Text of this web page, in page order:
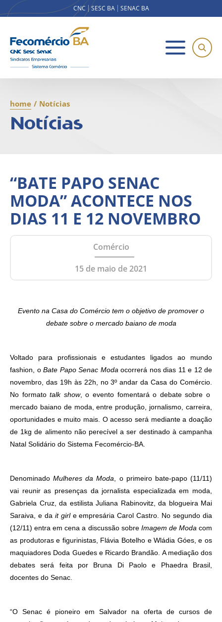
CNC SESC BA SENAC BA
home / Notícias
Notícias
“BATE PAPO SENAC
MODA” ACONTECE NOS
DIAS 11 E 12 NOVEMBRO
Comércio
15 de maio de 2021
Evento na Casa do Comércio tem o objetivo de promover o
debate sobre o mercado baiano de moda
Voltado para profissionais e estudantes ligados ao mundo
fashion, o Bate Papo Senac Moda ocorrerá nos dias 11 e 12 de
novembro, das 19h às 22h, no 3º andar da Casa do Comércio.
No formatotalk show, o evento fomentará o debate sobre o
mercado baiano de moda, entre produção, jornalismo, carreira,
oportunidades e muito mais. O acesso será mediante a doação
de 1kg de alimento não perecível a ser destinado à campanha
Natal Solidário do Sistema Fecomércio-BA.
DenominadoMulheres da Moda , o primeiro bate-papo (11/11)
vai reunir as presenças da jornalista especializada em moda,
Gabriela Cruz, da estilista Juliana Rabinovitz, da blogueira Mai
Saraiva, e da it girl e empresária Carol Castro. No segundo dia
(12/11) entra em cena a discussão sobre Imagem de Modacom
as produtoras e figurinistas, Flávia Botelho e Wládia Góes, e os
maquiadores Doda Guedes e Ricardo Brandão. A mediaçãodos
debates será feita por Bruna Di Paolo e Phaedra Brasil,
docentes do Senac.
“O Senac é pioneiro em Salvador na oferta de cursos de